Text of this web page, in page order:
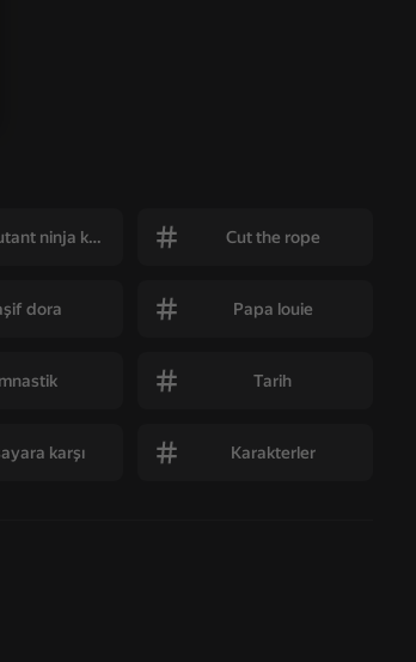
Genç mutant ninja kaplumbağalar Cut the rope
dora Papa louie
Tarih
karşı Karakterler